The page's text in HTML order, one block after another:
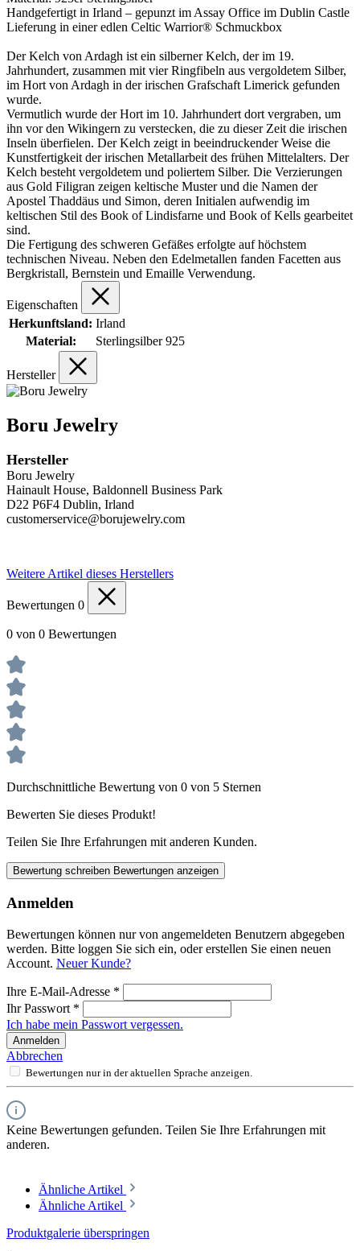
Handgefertigt in Irland – gepunzt im Assay Office im Dublin Castle
Lieferung in einer edlen Celtic Warrior® Schmuckbox
Der Kelch von Ardagh ist ein silberner Kelch, der im 19.
Jahrhundert, zusammen mit vier Ringfibeln aus vergoldetem Silber,
im Hort von Ardagh in der irischen Grafschaft Limerick gefunden
wurde.
Vermutlich wurde der Hort im 10. Jahrhundert dort vergraben, um
ihn vor den Wikingern zu verstecken, die zu dieser Zeit die irischen
Inseln überfielen. Der Kelch zeigt in beeindruckender Weise die
Kunstfertigkeit der irischen Metallarbeit des frühen Mittelalters. Der
Kelch besteht vergoldetem und poliertem Silber. Die Verzierungen
aus Gold Filigran zeigen keltische Muster und die Namen der
Apostel Thaddäus und Simon, deren Initialen aufwendig im
keltischen Stil des Book of Lindisfarne und Book of Kells gearbeitet
sind.
Die Fertigung des schweren Gefäßes erfolgte auf höchstem
technischen Niveau. Neben den Edelmetallen fanden Facetten aus
Bergkristall, Bernstein und Emaille Verwendung.
Eigenschaften
Herkunftsland: Irland
Material:
Sterlingsilber 925
Hersteller
Boru Jewelry
Hersteller
Boru Jewelry
Hainault House, Baldonnell Business Park
D22 P6F4 Dublin, Irland
customerservice@borujewelry.com
Weitere Artikel dieses Herstellers
Bewertungen 0
0 von 0 Bewertungen
Durchschnittliche Bewertung von 0 von 5 Sternen
Bewerten Sie dieses Produkt!
Teilen Sie Ihre Erfahrungen mit anderen Kunden.
Bewertung schreiben Bewertungen anzeigen
Anmelden
Bewertungen können nur von angemeldeten Benutzern abgegeben
werden. Bitte loggen Sie sich ein, oder erstellen Sie einen neuen
Account. Neuer Kunde?
Ihre E-Mail-Adresse *
Ihr Passwort *
Ich habe mein Passwort vergessen.
Anmelden
Abbrechen
Bewertungen nur in der aktuellen Sprache anzeigen.
Keine Bewertungen gefunden. Teilen Sie Ihre Erfahrungen mit
anderen.
Ähnliche Artikel
Ähnliche Artikel
Produktgalerie überspringen